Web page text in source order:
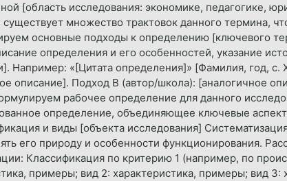
[область исследования: экономике, педагогике,
существует множество трактовок данного термина,
основные подходы к определению [ключевого
определения и его особенностей, указание
Например: «[Цитата определения]» [Фамилия, год, с.
описание]. Подход В (автор/школа): [аналогичное
рабочее определение для данного
определение, объединяющее ключевые
и виды [объекта исследования]
его природу и особенности функционирования.
Классификация по критерию 1 (например, по
примеры; вид 2: характеристика, примеры; вид 3: